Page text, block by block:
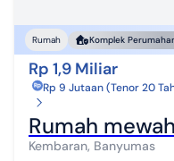
Rumah Komplek
Rp 1,9 Miliar
Rp 9 Jutaan (Tenor 20
Kembaran, Banyumas